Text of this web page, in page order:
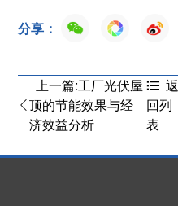
分享：
上一篇:工厂光伏屋
顶的节能效果与经
济效益分析
返
回列
表